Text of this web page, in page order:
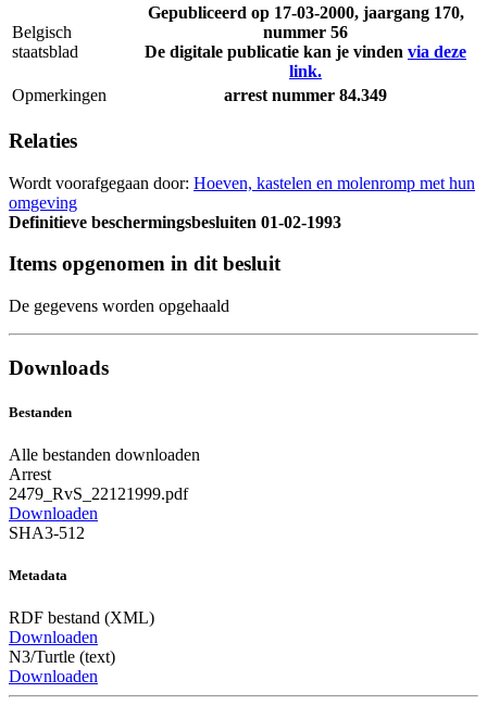
Belgisch
staatsblad
Gepubliceerd op 17-03-2000, jaargang 170,
nummer 56
De digitale publicatie kan je vinden via deze
link.
Opmerkingen
arrest nummer 84.349
Relaties
Wordt voorafgegaan door: Hoeven, kastelen en molenromp met hun
omgeving
Definitieve beschermingsbesluiten 01-02-1993
Items opgenomen in dit besluit
De gegevens worden opgehaald
Downloads
Bestanden
Alle bestanden downloaden
Arrest
2479_RvS_22121999.pdf
Downloaden
SHA3-512
Metadata
RDF bestand (XML)
Downloaden
N3/Turtle (text)
Downloaden